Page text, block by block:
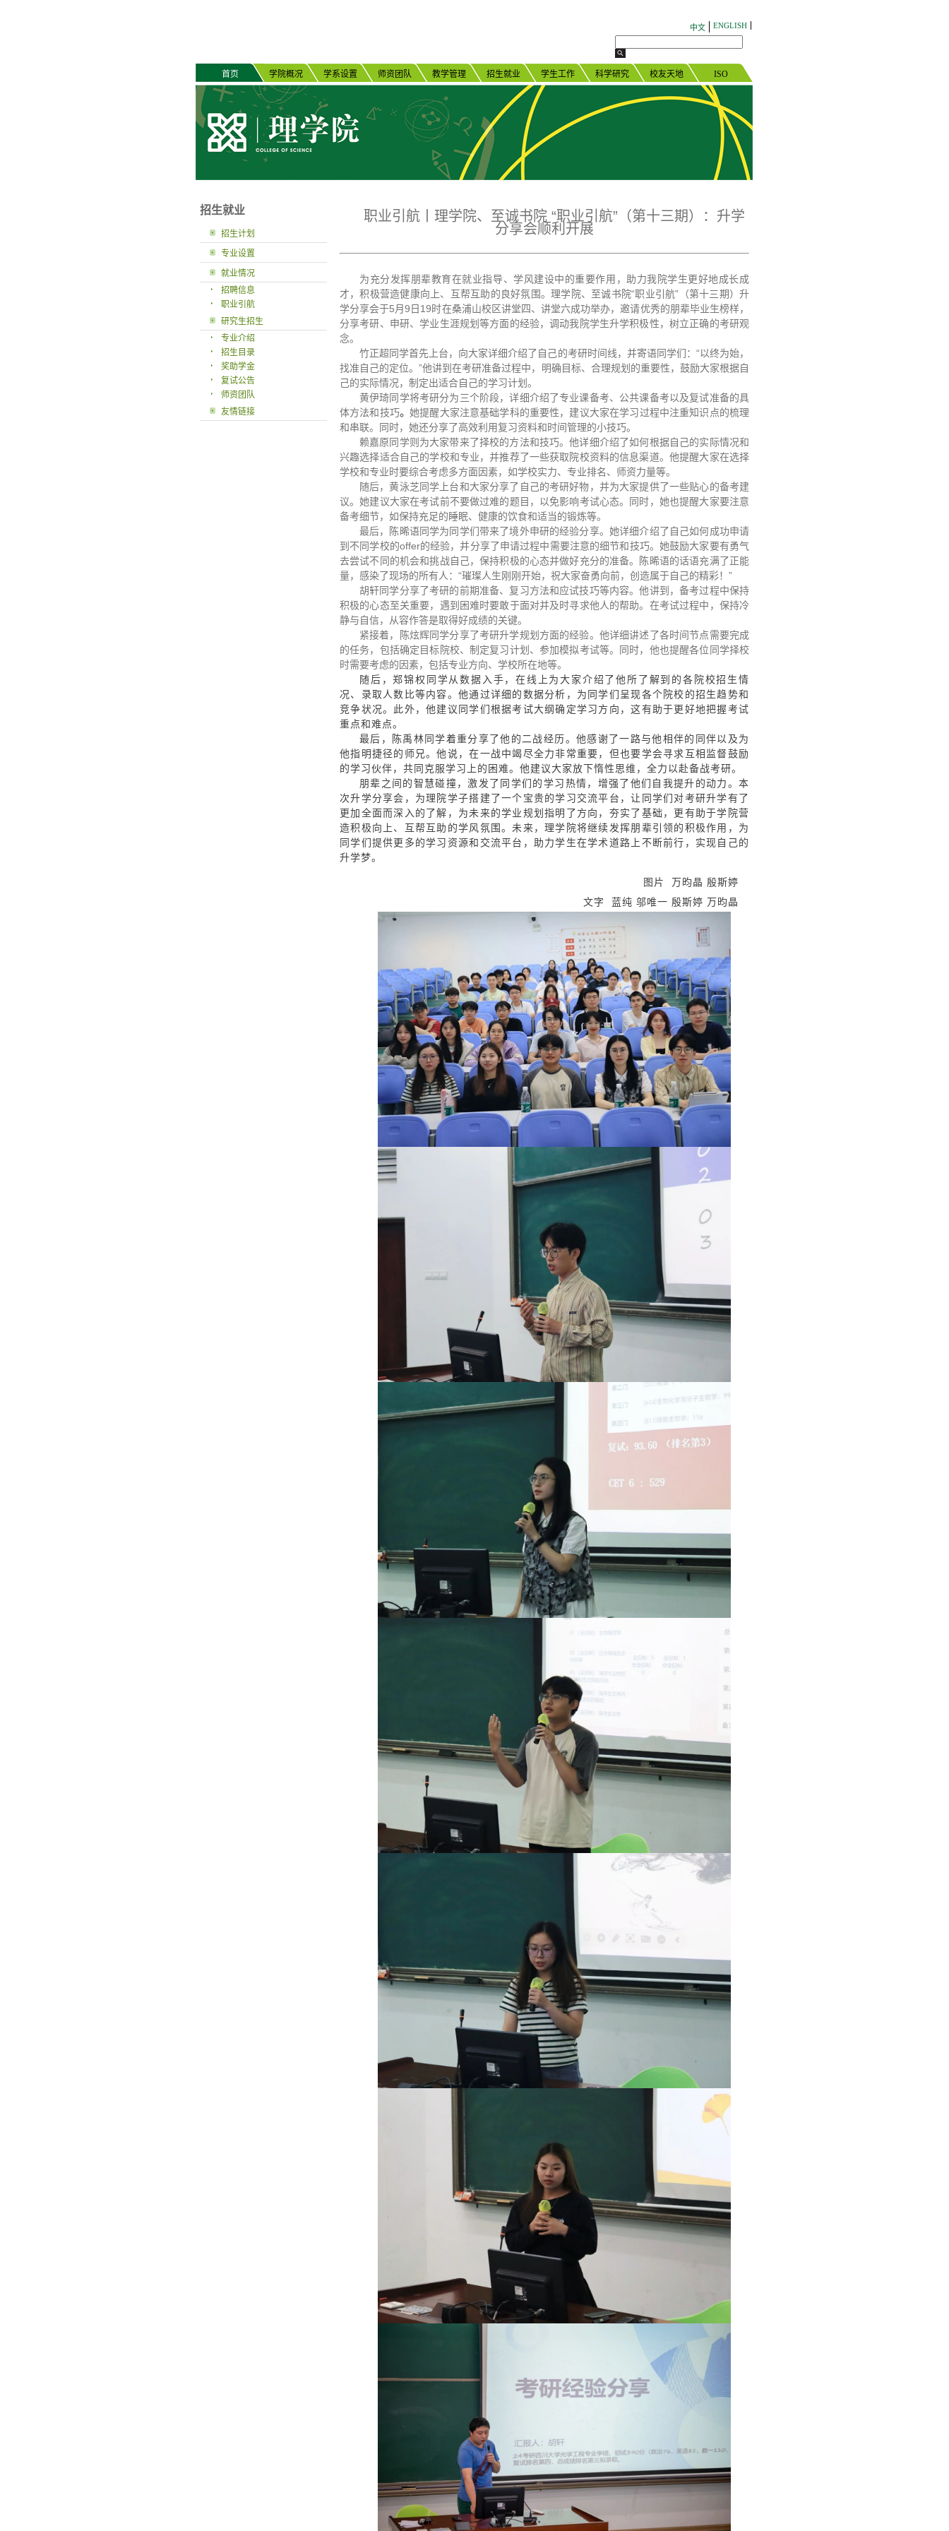
中文 ENGLISH
首页 学院概况 学系设置 师资团队 教学管理 招生就业 学生工作 科学研究 校友天地 ISO
招生就业
招生计划
专业设置
就业情况
招聘信息
职业引航
研究生招生
专业介绍
招生目录
奖助学金
复试公告
师资团队
友情链接
职业引航丨理学院、至诚书院 “职业引航”（第十三期）：升学
分享会顺利开展
为充分发挥朋辈教育在就业指导、学风建设中的重要作用，助力我院学生更好地成长成
才，积极营造健康向上、互帮互助的良好氛围。理学院、至诚书院“职业引航”（第十三期）升
学分享会于5月9日19时在桑浦山校区讲堂四、讲堂六成功举办，邀请优秀的朋辈毕业生榜样，
分享考研、申研、学业生涯规划等方面的经验，调动我院学生升学积极性，树立正确的考研观
念。
竹正超同学首先上台，向大家详细介绍了自己的考研时间线，并寄语同学们：“以终为始，
找准自己的定位。”他讲到在考研准备过程中，明确目标、合理规划的重要性，鼓励大家根据自
己的实际情况，制定出适合自己的学习计划。
黄伊琦同学将考研分为三个阶段，详细介绍了专业课备考、公共课备考以及复试准备的具
体方法和技巧。她提醒大家注意基础学科的重要性，建议大家在学习过程中注重知识点的梳理
和串联。同时，她还分享了高效利用复习资料和时间管理的小技巧。
赖嘉原同学则为大家带来了择校的方法和技巧。他详细介绍了如何根据自己的实际情况和
兴趣选择适合自己的学校和专业，并推荐了一些获取院校资料的信息渠道。他提醒大家在选择
学校和专业时要综合考虑多方面因素，如学校实力、专业排名、师资力量等。
随后，黄泳芝同学上台和大家分享了自己的考研好物，并为大家提供了一些贴心的备考建
议。她建议大家在考试前不要做过难的题目，以免影响考试心态。同时，她也提醒大家要注意
备考细节，如保持充足的睡眠、健康的饮食和适当的锻炼等。
最后，陈晞语同学为同学们带来了境外申研的经验分享。她详细介绍了自己如何成功申请
到不同学校的offer的经验，并分享了申请过程中需要注意的细节和技巧。她鼓励大家要有勇气
去尝试不同的机会和挑战自己，保持积极的心态并做好充分的准备。陈晞语的话语充满了正能
量，感染了现场的所有人：“璀璨人生刚刚开始，祝大家奋勇向前，创造属于自己的精彩！”
胡轩同学分享了考研的前期准备、复习方法和应试技巧等内容。他讲到，备考过程中保持
积极的心态至关重要，遇到困难时要敢于面对并及时寻求他人的帮助。在考试过程中，保持冷
静与自信，从容作答是取得好成绩的关键。
紧接着，陈炫辉同学分享了考研升学规划方面的经验。他详细讲述了各时间节点需要完成
的任务，包括确定目标院校、制定复习计划、参加模拟考试等。同时，他也提醒各位同学择校
时需要考虑的因素，包括专业方向、学校所在地等。
随后，郑锦权同学从数据入手，在线上为大家介绍了他所了解到的各院校招生情
况、录取人数比等内容。他通过详细的数据分析，为同学们呈现各个院校的招生趋势和
竞争状况。此外，他建议同学们根据考试大纲确定学习方向，这有助于更好地把握考试
重点和难点。
最后，陈禹林同学着重分享了他的二战经历。他感谢了一路与他相伴的同伴以及为
他指明捷径的师兄。他说，在一战中竭尽全力非常重要，但也要学会寻求互相监督鼓励
的学习伙伴，共同克服学习上的困难。他建议大家放下惰性思维，全力以赴备战考研。
朋辈之间的智慧碰撞，激发了同学们的学习热情，增强了他们自我提升的动力。本
次升学分享会，为理院学子搭建了一个宝贵的学习交流平台，让同学们对考研升学有了
更加全面而深入的了解，为未来的学业规划指明了方向，夯实了基础，更有助于学院营
造积极向上、互帮互助的学风氛围。未来，理学院将继续发挥朋辈引领的积极作用，为
同学们提供更多的学习资源和交流平台，助力学生在学术道路上不断前行，实现自己的
升学梦。
图片 万昀晶 殷斯婷
文字 蓝纯 邬唯一 殷斯婷 万昀晶